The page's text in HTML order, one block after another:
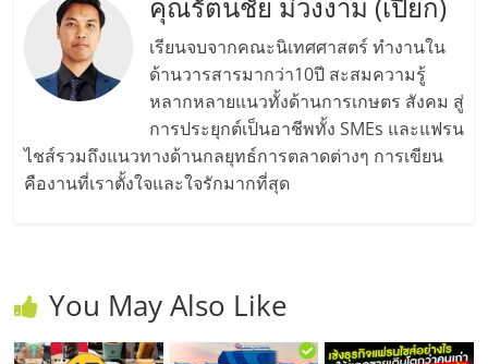
คุณรัตนชัย ม่วงงาม (เปี๊ยก)
เรียนจบจากคณะนิเทศศาสตร์ ทำงานใน
ด้านวารสารมากว่า10ปี สะสมความรู้
หลากหลายแนวทั้งด้านการเกษตร สังคม สู่
การประยุกต์เป็นอาชีพทั้ง SMEs และแฟรน
ไชส์รวมถึงแนวทางด้านกลยุทธ์การตลาดต่างๆ การเขียน
คืองานที่เราตั้งใจและใจรักมากที่สุด
You May Also Like